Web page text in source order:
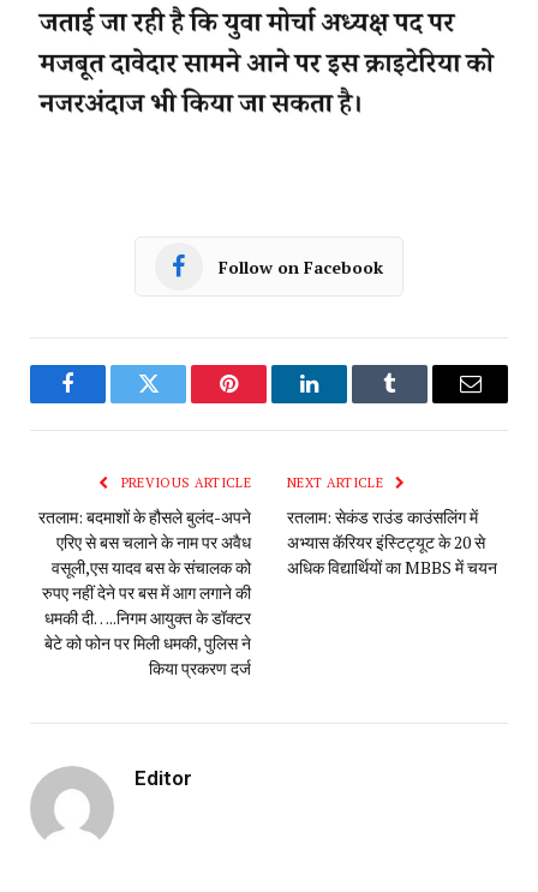
Follow on Facebook
FacebookTwitter Pinterest LinkedInTumblr Email
PREVIOUS ARTICLE
रतलाम: बदमाशों के हौसले बुलंद-अपने
एरिए से बस चलाने के नाम पर अवैध
वसूली,एस यादव बस के संचालक को
रुपए नहीं देने पर बस में आग लगाने की
धमकी दी…..निगम आयुक्त के डॉक्टर
बेटे को फोन पर मिली धमकी, पुलिस ने
किया प्रकरण दर्ज
NEXT ARTICLE
रतलाम: सेकंड राउंड काउंसलिंग में
अभ्यास कॅरियर इंस्टिट्यूट के 20 से
अधिक विद्यार्थियों का MBBS में चयन
Editor